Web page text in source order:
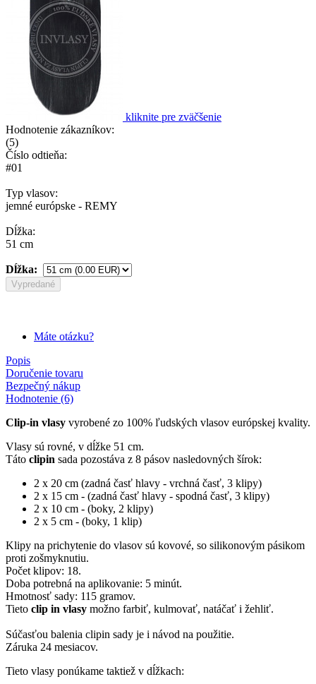
kliknite pre zväčšenie
Hodnotenie zákazníkov:
(5)
Číslo odtieňa:
#01
Typ vlasov:
jemné európske - REMY
Dĺžka:
51 cm
Dĺžka:
Vypredané
Máte otázku?
Popis
Doručenie tovaru
Bezpečný nákup
Hodnotenie (6)
Clip-in vlasy vyrobené zo 100% ľudských vlasov európskej kvality.
Vlasy sú rovné, v dĺžke 51 cm.
Táto clipin sada pozostáva z 8 pásov nasledovných šírok:
2 x 20 cm (zadná časť hlavy - vrchná časť, 3 klipy)
2 x 15 cm - (zadná časť hlavy - spodná časť, 3 klipy)
2 x 10 cm - (boky, 2 klipy)
2 x 5 cm - (boky, 1 klip)
Klipy na prichytenie do vlasov sú kovové, so silikonovým pásikom
proti zošmyknutiu.
Počet klipov: 18.
Doba potrebná na aplikovanie: 5 minút.
Hmotnosť sady: 115 gramov.
Tieto clip in vlasy možno farbiť, kulmovať, natáčať i žehliť.
Súčasťou balenia clipin sady je i návod na použitie.
Záruka 24 mesiacov.
Tieto vlasy ponúkame taktiež v dĺžkach: